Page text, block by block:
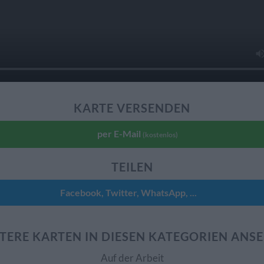
KARTE VERSENDEN
per E-Mail (kostenlos)
TEILEN
Facebook, Twitter, WhatsApp, ...
KARTEN IN DIESEN KATEGORIEN
Auf der Arbeit